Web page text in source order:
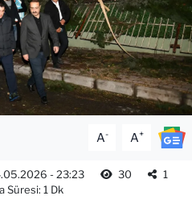
A- A+
- 23:23 30
1
Süresi: 1 Dk